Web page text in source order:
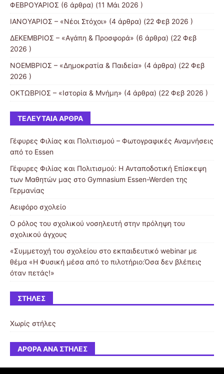
ΦΕΒΡΟΥΑΡΙΟΣ (6 άρθρα) (11 Μάι 2026 )
ΙΑΝΟΥΑΡΙΟΣ – «Νέοι Στόχοι» (4 άρθρα) (22 Φεβ 2026 )
ΔΕΚΕΜΒΡΙΟΣ – «Αγάπη & Προσφορά» (6 άρθρα) (22 Φεβ
2026 )
ΝΟΕΜΒΡΙΟΣ – «Δημοκρατία & Παιδεία» (4 άρθρα) (22 Φεβ
2026 )
ΟΚΤΩΒΡΙΟΣ – «Ιστορία & Μνήμη» (4 άρθρα) (22 Φεβ 2026 )
ΤΕΛΕΥΤΑΊΑ ΆΡΘΡΑ
Γέφυρες Φιλίας και Πολιτισμού – Φωτογραφικές Αναμνήσεις
από το Essen
Γέφυρες Φιλίας και Πολιτισμού: Η Ανταποδοτική Επίσκεψη
των Μαθητών μας στο Gymnasium Essen-Werden της
Γερμανίας
Αειφόρο σχολείο
Ο ρόλος του σχολικού νοσηλευτή στην πρόληψη του
σχολικού άγχους
«Συμμετοχή του σχολείου στο εκπαιδευτικό webinar με
θέμα «Η Φυσική μέσα από το πιλοτήριο:Όσα δεν βλέπεις
όταν πετάς!»
ΣΤΉΛΕΣ
Χωρίς στήλες
ΆΡΘΡΑ ΑΝΆ ΣΤΉΛΕΣ